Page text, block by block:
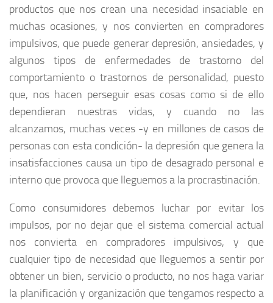
productos que nos crean una necesidad insaciable en
muchas ocasiones, y nos convierten en compradores
impulsivos, que puede generar depresión, ansiedades, y
algunos tipos de enfermedades de trastorno del
comportamiento o trastornos de personalidad, puesto
que, nos hacen perseguir esas cosas como si de ello
dependieran nuestras vidas, y cuando no las
alcanzamos, muchas veces -y en millones de casos de
personas con esta condición- la depresión que genera la
insatisfacciones causa un tipo de desagrado personal e
interno que provoca que lleguemos a la procrastinación.
Como consumidores debemos luchar por evitar los
impulsos, por no dejar que el sistema comercial actual
nos convierta en compradores impulsivos, y que
cualquier tipo de necesidad que lleguemos a sentir por
obtener un bien, servicio o producto, no nos haga variar
la planificación y organización que tengamos respecto a